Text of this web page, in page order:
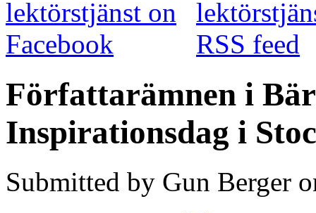
Författarämnen i
Inspirationsdag i
Submitted by Gun Berger